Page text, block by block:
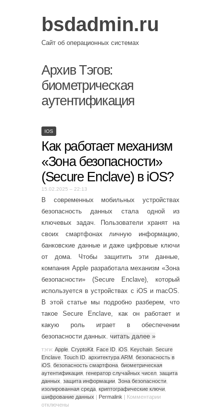
bsdadmin.ru
Сайт об операционных системах
Архив Тэгов:
биометрическая
аутентификация
IOS
Как работает механизм
«Зона безопасности»
(Secure Enclave) в iOS?
15.02.2025 – 22:13
В современных мобильных устройствах
безопасность данных стала одной из
ключевых задач. Пользователи хранят на
своих смартфонах личную информацию,
банковские данные и даже цифровые ключи
от дома. Чтобы защитить эти данные,
компания Apple разработала механизм «Зона
безопасности» (Secure Enclave), который
используется в устройствах с iOS и macOS.
В этой статье мы подробно разберем, что
такое Secure Enclave, как он работает и
какую роль играет в обеспечении
безопасности данных. читать далее »
тэги: Apple CryptoKit Face ID iOS Keychain Secure
Enclave Touch ID архитектура ARM безопасность в
iOS безопасность смартфона биометрическая
аутентификация генератор случайных чисел защита
данных защита информации Зона безопасности
изолированная среда криптографические ключи
шифрование данных | Permalink | Комментарии
отключены